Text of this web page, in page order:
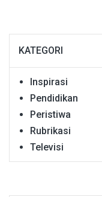
KATEGORI
Inspirasi
Pendidikan
Peristiwa
Rubrikasi
Televisi